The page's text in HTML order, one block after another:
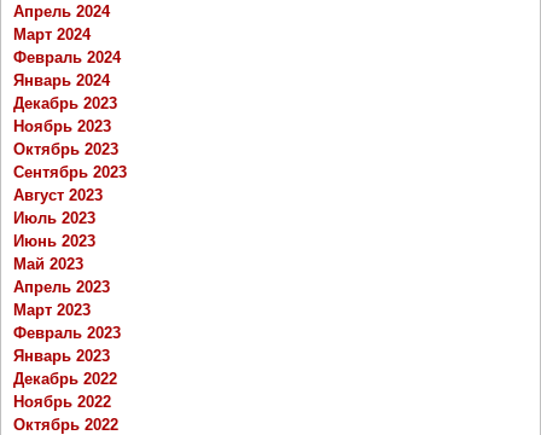
Апрель 2024
Март 2024
Февраль 2024
Январь 2024
Декабрь 2023
Ноябрь 2023
Октябрь 2023
Сентябрь 2023
Август 2023
Июль 2023
Июнь 2023
Май 2023
Апрель 2023
Март 2023
Февраль 2023
Январь 2023
Декабрь 2022
Ноябрь 2022
Октябрь 2022